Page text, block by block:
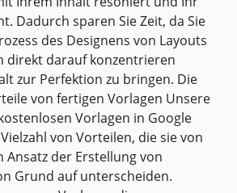
Dadurch sparen Sie Zeit, da Sie
des Designens von Layouts
direkt darauf konzentrieren
zur Perfektion zu bringen. Die
von fertigen Vorlagen Unsere
Vorlagen in Google
von Vorteilen, die sie von
der Erstellung von
Grund auf unterscheiden.